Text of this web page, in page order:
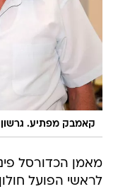
קאמבק מפתיע. גרשון
מאמן הכדורסל
ראש קבוצת
זאת לאחר שביצע